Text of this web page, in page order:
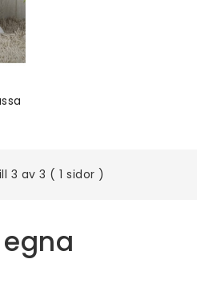
3 av 3 ( 1 sidor )